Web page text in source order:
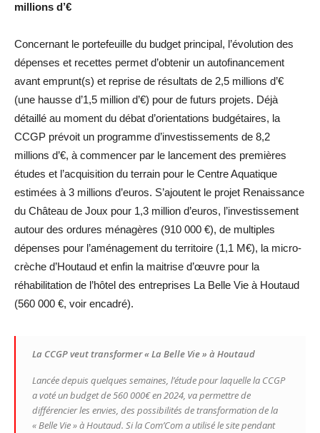
millions d’€
Concernant le portefeuille du budget principal, l’évolution des
dépenses et recettes permet d’obtenir un autofinancement
avant emprunt(s) et reprise de résultats de 2,5 millions d’€
(une hausse d’1,5 million d’€) pour de futurs projets. Déjà
détaillé au moment du débat d’orientations budgétaires, la
CCGP prévoit un programme d’investissements de 8,2
millions d’€, à commencer par le lancement des premières
études et l’acquisition du terrain pour le Centre Aquatique
estimées à 3 millions d’euros. S’ajoutent le projet Renaissance
du Château de Joux pour 1,3 million d’euros, l’investissement
autour des ordures ménagères (910 000 €), de multiples
dépenses pour l’aménagement du territoire (1,1 M€), la micro-
crèche d’Houtaud et enfin la maitrise d’œuvre pour la
réhabilitation de l’hôtel des entreprises La Belle Vie à Houtaud
(560 000 €, voir encadré).
La CCGP veut transformer « La Belle Vie » à Houtaud
Lancée depuis quelques semaines, l’étude pour laquelle la CCGP
a voté un budget de 560 000€ en 2024, va permettre de
différencier les envies, des possibilités de transformation de la
« Belle Vie » à Houtaud. Si la Com’Com a utilisé le site pendant